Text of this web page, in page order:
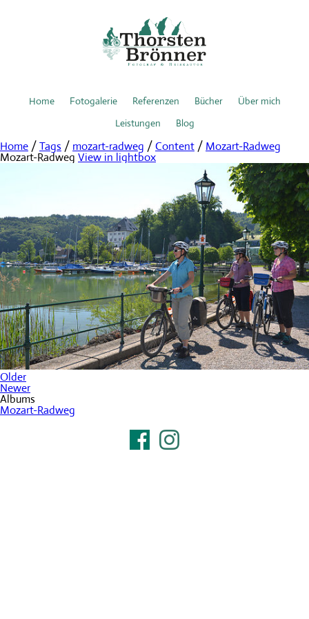
Home Fotogalerie Referenzen Bücher
Über mich
Leistungen
Blog
Home /Tags / mozart-radweg /Content / Mozart-Radweg
Mozart-Radweg View in lightbox
Older
Newer
Albums
Mozart-Radweg